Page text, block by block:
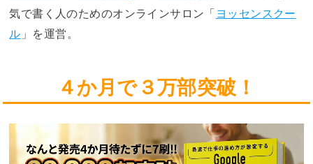
気で書く人のためのオンラインサロン「 ヨッセンスクー
ル 」を運営。
４か月で３万部突破！